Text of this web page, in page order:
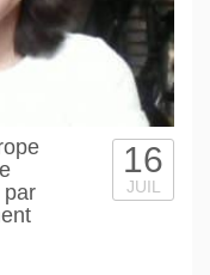
par
16
JUIL